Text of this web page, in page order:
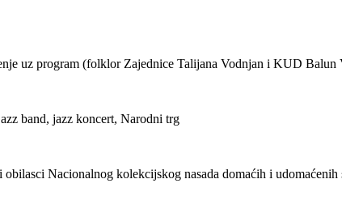
uz program (folklor Zajednice Talijana Vodnjan i KUD Balun
band, jazz koncert, Narodni trg
obilasci Nacionalnog kolekcijskog nasada domaćih i udomaćenih